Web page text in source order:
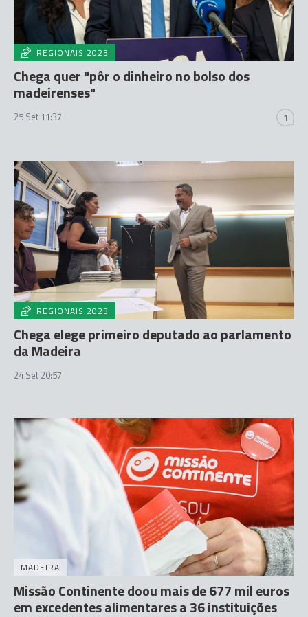
REGIONAIS 2023
Chega quer "pôr o dinheiro no bolso dos
madeirenses"
25 Set 11:37 1
REGIONAIS 2023
Chega elege primeiro deputado ao parlamento
da Madeira
24 Set 20:57
MADEIRA
Missão Continente doou mais de 677 mil euros
em excedentes alimentares a 36 instituições